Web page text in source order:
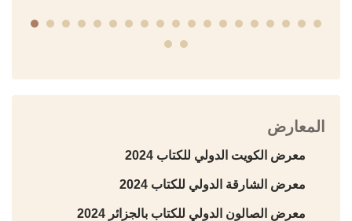
المعارض
معرض الكويت الدولي للكتاب 2024
معرض الشارقة الدولي للكتاب 2024
معرض الصالون الدولي للكتاب بالجزائر 2024